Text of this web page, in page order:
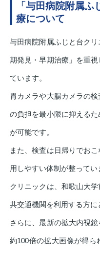
「与田病院附属
療について
与田病院附属ふじと台ク
期発見・早期治療」を重
ています。
胃カメラや大腸カメラの
の負担を最小限に抑える
が可能です。
また、検査は日帰りでお
用しやすい体制が整ってい
クリニックは、和歌山大
共交通機関を利用する方に
さらに、最新の拡大内視
約100倍の拡大画像が得ら